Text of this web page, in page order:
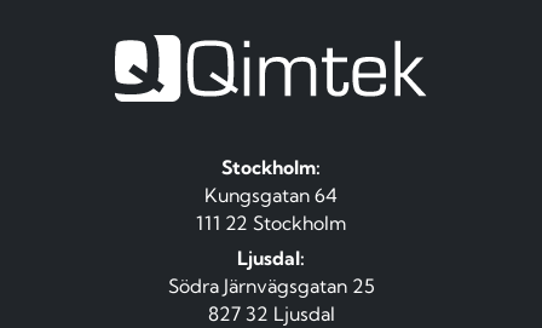
Stockholm:
Kungsgatan 64
111 22 Stockholm
Ljusdal:
Södra Järnvägsgatan 25
827 32 Ljusdal